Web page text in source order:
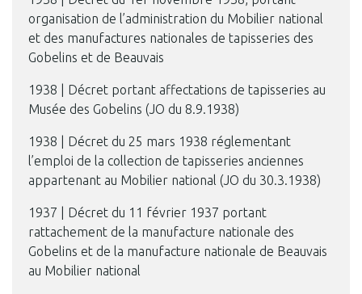
organisation de l’administration du Mobilier national
et des manufactures nationales de tapisseries des
Gobelins et de Beauvais
1938 | Décret portant affectations de tapisseries au
Musée des Gobelins (JO du 8.9.1938)
1938 | Décret du 25 mars 1938 réglementant
l’emploi de la collection de tapisseries anciennes
appartenant au Mobilier national (JO du 30.3.1938)
1937 | Décret du 11 février 1937 portant
rattachement de la manufacture nationale des
Gobelins et de la manufacture nationale de Beauvais
au Mobilier national